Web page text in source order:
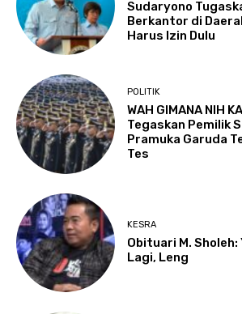
Sudaryono
Berkantor di
Harus Izin Dulu
POLITIK
WAH GIMANA NIH
Tegaskan Pemilik
Pramuka Garuda
Tes
KESRA
Obituari M. Sholeh:
Lagi, Leng